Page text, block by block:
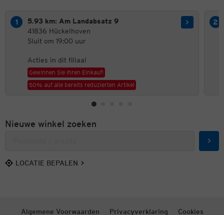
5.93 km: Am Landabsatz 9
41836 Hückelhoven
Sluit om 19:00 uur
Acties in dit filiaal
Gewinnen Sie Ihren Einkauf!
50% auf alle bereits reduzierten Artikel
Nieuwe winkel zoeken
LOCATIE BEPALEN
Algemene Voorwaarden Privacyverklaring Cookies